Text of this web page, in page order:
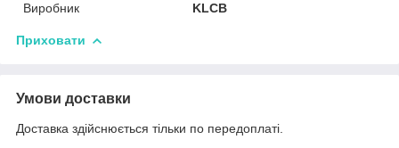
Виробник
KLCB
Приховати
Умови доставки
Доставка здійснюється тільки по передоплаті.